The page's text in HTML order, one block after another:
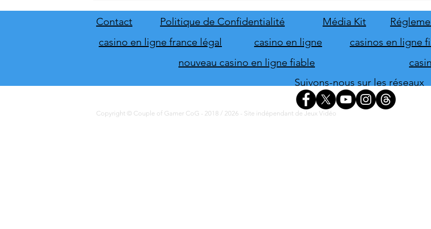
Kourou
Contact Politique de Confidentialité Média Kit
casino en ligne france légal
casino en ligne
casinos en ligne
nouveau casino en ligne fiable
Suivons-nous sur les réseaux
Copyright © Couple of Gamer CoG - 2018 / 2026 - Site indépendant de Jeux Vidéo